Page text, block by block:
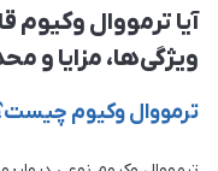
آیا ترمووال
ویژگی‌ها، مزایا و
ترمووال وکیوم